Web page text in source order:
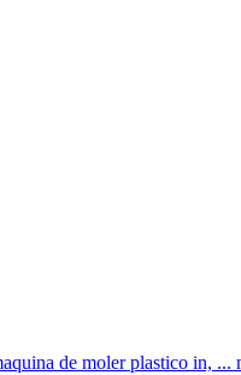
de moler plastico in,